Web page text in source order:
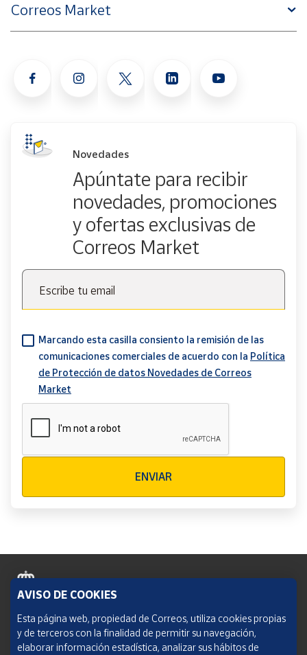
Correos Market
Novedades
Apúntate para recibir
novedades, promociones
y ofertas exclusivas de
Correos Market
Escribe tu email
Marcando esta casilla consiento la remisión de las
comunicaciones comerciales de acuerdo con la Política
de Protección de datos Novedades de Correos
Market
ENVIAR
Política de cookies
Aviso legal
AVISO DE COOKIES
Esta página web, propiedad de Correos, utiliza cookies propias
y de terceros con la finalidad de permitir su navegación,
elaborar información estadística, analizar sus hábitos de